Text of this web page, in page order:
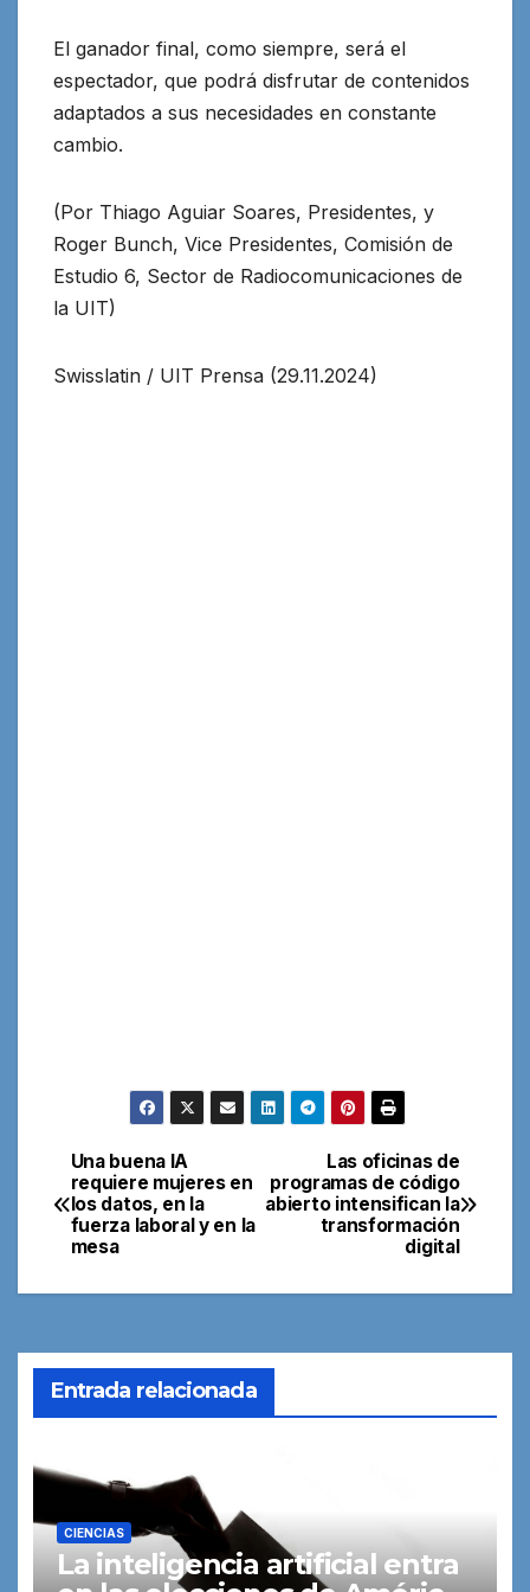
El ganador final, como siempre, será el
espectador, que podrá disfrutar de contenidos
adaptados a sus necesidades en constante
cambio.
(Por Thiago Aguiar Soares, Presidentes, y
Roger Bunch, Vice Presidentes, Comisión de
Estudio 6, Sector de Radiocomunicaciones de
la UIT)
Swisslatin / UIT Prensa (29.11.2024)
Navegación
de
Las oficinas de
programas de código
abierto intensifican la
transformación
digital
Una buena IA
requiere mujeres en
los datos, en la
fuerza laboral y en la
mesa
Entrada relacionada
CIENCIAS
La inteligencia artificial entra